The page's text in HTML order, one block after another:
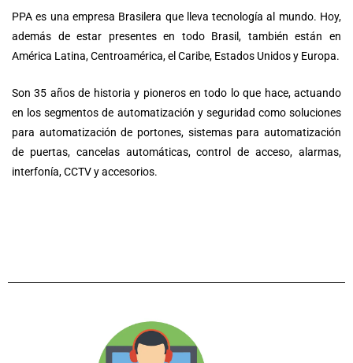
PPA es una empresa Brasilera que lleva tecnología al mundo. Hoy,
además de estar presentes en todo Brasil, también están en
América Latina, Centroamérica, el Caribe, Estados Unidos y Europa.
Son 35 años de historia y pioneros en todo lo que hace, actuando
en los segmentos de automatización y seguridad como soluciones
para automatización de portones, sistemas para automatización
de puertas, cancelas automáticas, control de acceso, alarmas,
interfonía, CCTV y accesorios.